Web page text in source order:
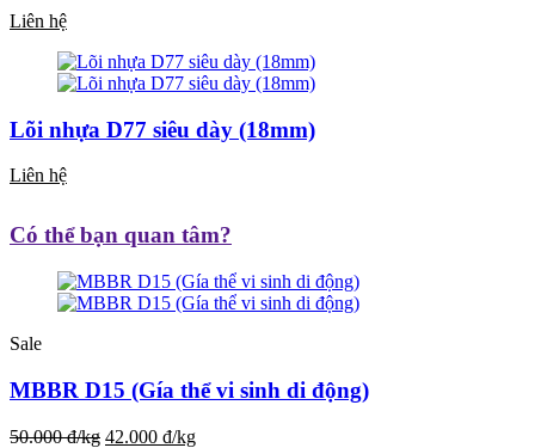
Liên hệ
Lõi nhựa D77 siêu dày (18mm)
Liên hệ
Có thể bạn quan tâm?
Sale
MBBR D15 (Gía thể vi sinh di động)
50.000 đ/kg 42.000 đ/kg